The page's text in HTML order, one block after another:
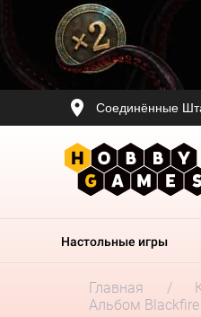
Соединённые
Настольные игры
Главная
Альбом